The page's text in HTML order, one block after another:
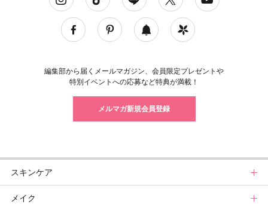
編集部から届くメールマガジン、会員限定プレゼントや
特別イベントへの応募など特典が満載！
メルマガ新規会員登録
スキンケア
スキンケアトップ
メイク